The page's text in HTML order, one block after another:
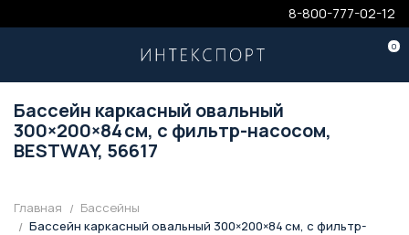
8-800-777-02-12
0
Бассейн каркасный овальный
300×200×84 см, с фильтр-насосом,
BESTWAY, 56617
Главная
Бассейны
Бассейн каркасный овальный 300×200×84 см, с фильтр-